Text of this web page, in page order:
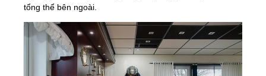
tổng thể bên ngoài.